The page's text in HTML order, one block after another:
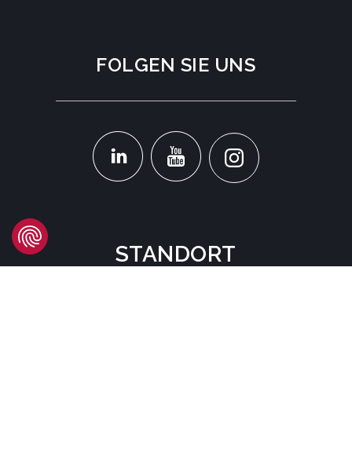
STANDORT
FOLGEN SIE UNS